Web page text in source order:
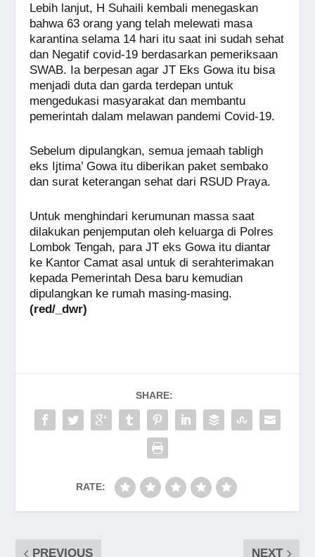
Lebih lanjut, H Suhaili kembali menegaskan
bahwa 63 orang yang telah melewati masa
karantina selama 14 hari itu saat ini sudah sehat
dan Negatif covid-19 berdasarkan pemeriksaan
SWAB. Ia berpesan agar JT Eks Gowa itu bisa
menjadi duta dan garda terdepan untuk
mengedukasi masyarakat dan membantu
pemerintah dalam melawan pandemi Covid-19.
Sebelum dipulangkan, semua jemaah tabligh
eks Ijtima’ Gowa itu diberikan paket sembako
dan surat keterangan sehat dari RSUD Praya.
Untuk menghindari kerumunan massa saat
dilakukan penjemputan oleh keluarga di Polres
Lombok Tengah, para JT eks Gowa itu diantar
ke Kantor Camat asal untuk di serahterimakan
kepada Pemerintah Desa baru kemudian
dipulangkan ke rumah masing-masing.
(red/_dwr)
SHARE:
RATE:
PREVIOUS NEXT